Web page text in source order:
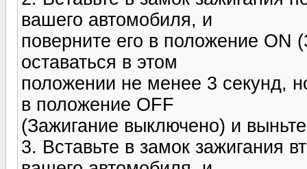
вашего автомобиля, и
поверните его в положение
оставаться в этом
положении не менее 3 секунд,
в положение OFF
(Зажигание выключено) и
3. Вставьте в замок зажигания